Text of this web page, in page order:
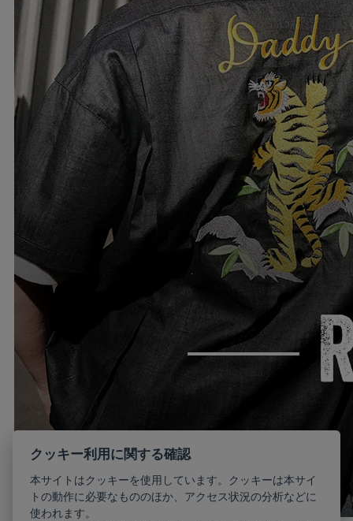
クッキー利用に関する確認
本サイトはクッキーを使用しています。クッキーは本サイ
トの動作に必要なもののほか、アクセス状況の分析などに
使われます。